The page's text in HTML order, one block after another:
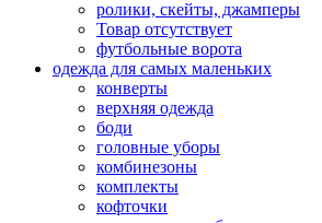
ролики, скейты, джамперы
Товар отсутствует
футбольные ворота
одежда для самых маленьких
конверты
верхняя одежда
боди
головные уборы
комбинезоны
комплекты
кофточки